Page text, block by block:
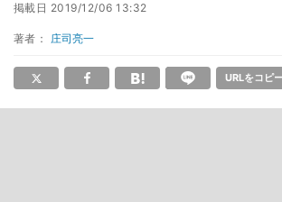
掲載日 2019/12/06 13:32
著者： 庄司亮一
URLをコピ